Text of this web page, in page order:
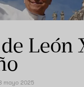
León
mayo 2025